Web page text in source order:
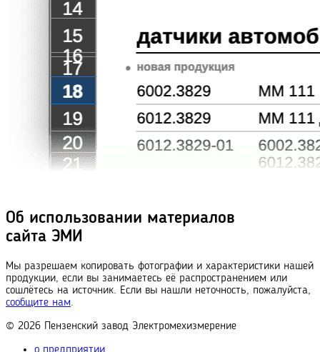
Об использовании материалов
сайта ЭМИ
Мы разрешаем копировать фотографии и характеристики нашей
продукции, если вы занимаетесь её распространением или
сошлётесь на источник. Если вы нашли неточность, пожалуйста,
сообщите нам.
© 2026 Пензенский завод Электромехизмерение
о предприятии